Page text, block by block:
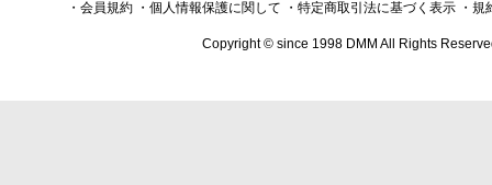
・会員規約 ・個人情報保護に関して ・特定商取引法に基づく表示 ・規
Copyright © since 1998 DMM All Rights